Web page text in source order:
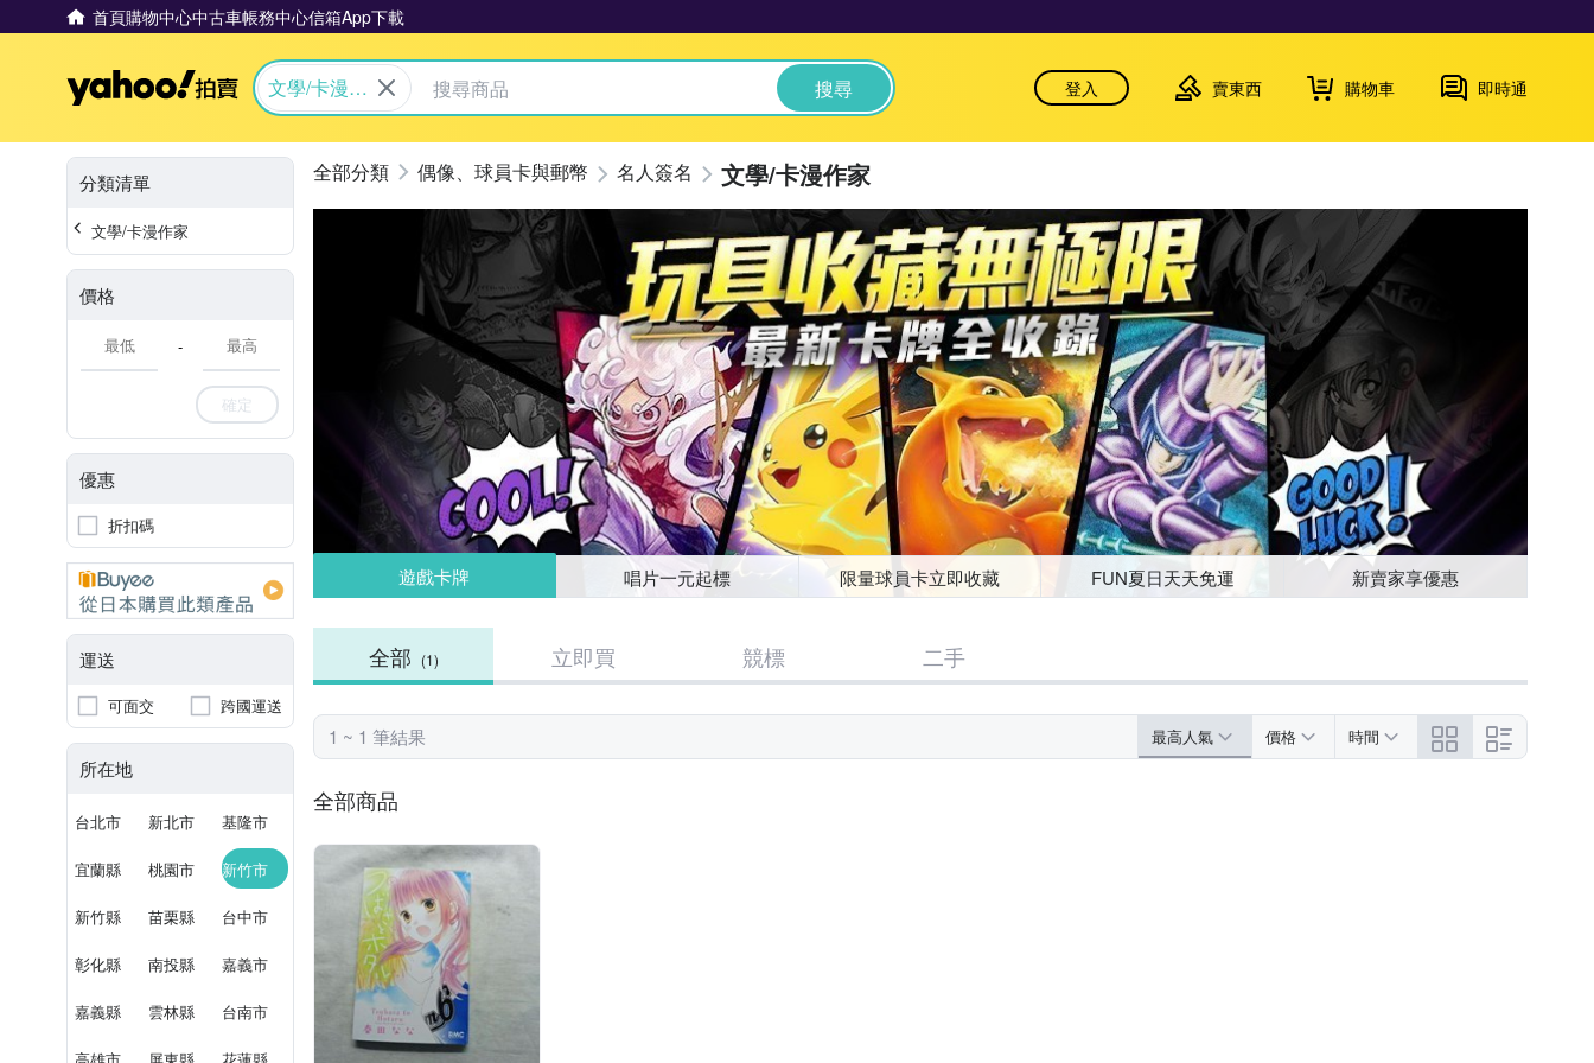
首頁購物中心中古車帳務中心信箱App下載
Yahoo拍賣
文學/卡漫作
搜尋 登入 賣東西 購物車 即時通
分類清單
文學/卡漫作家
價格
-
確定
優惠
折扣碼
運送
可面交 跨國運送
所在地
台北市 新北市 基隆市
宜蘭縣 桃園市 新竹市
新竹縣 苗栗縣 台中市
彰化縣 南投縣 嘉義市
嘉義縣 雲林縣 台南市
偶像、球員卡與郵幣 名人簽名 文學/卡漫作家
遊戲卡牌 唱片一元起標 限量球員卡立即收藏 FUN夏日天天免運 新賣家享優惠
全部 (1) 立即買 競標 二手
1 ~ 1 筆結果 最高人氣 價格 時間
全部商品